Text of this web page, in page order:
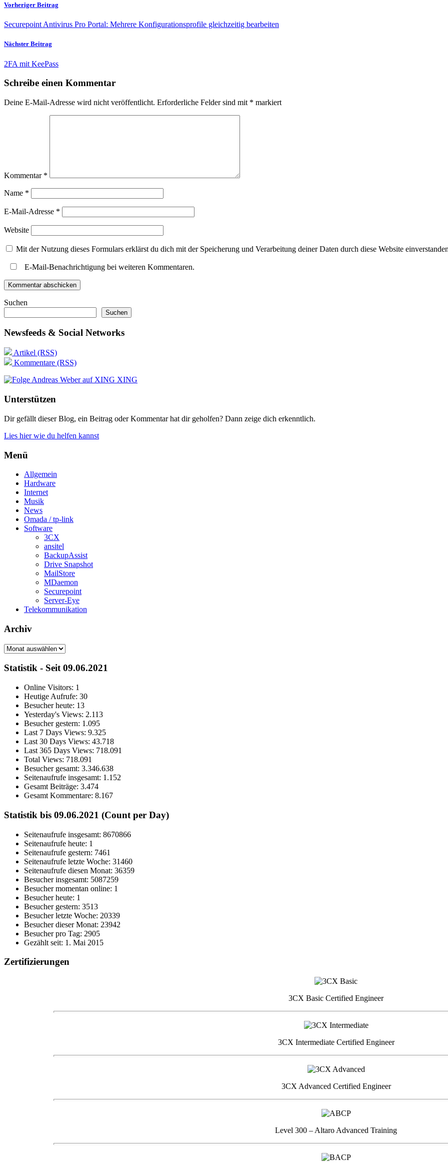
Vorheriger Beitrag
Securepoint Antivirus Pro Portal: Mehrere Konfigurationsprofile gleichzeitig bearbeiten
Nächster Beitrag
2FA mit KeePass
Schreibe einen Kommentar
Deine E-Mail-Adresse wird nicht veröffentlicht. Erforderliche Felder sind mit * markiert
Kommentar *
Name *
E-Mail-Adresse *
Website
Mit der Nutzung dieses Formulars erklärst du dich mit der Speicherung und Verarbeitung deiner Daten durch diese Website
E-Mail-Benachrichtigung bei weiteren Kommentaren.
Suchen
Suchen
Newsfeeds & Social Networks
Artikel (RSS)
Kommentare (RSS)
XING
Unterstützen
Dir gefällt dieser Blog, ein Beitrag oder Kommentar hat dir geholfen? Dann zeige dich erkenntlich.
Lies hier wie du helfen kannst
Menü
Allgemein
Hardware
Internet
Musik
News
Omada / tp-link
Software
3CX
ansitel
BackupAssist
Drive Snapshot
MailStore
MDaemon
Securepoint
Server-Eye
Telekommunikation
Archiv
Archiv
Statistik - Seit 09.06.2021
Online Visitors: 1
Heutige Aufrufe: 30
Besucher heute: 13
Yesterday's Views: 2.113
Besucher gestern: 1.095
Last 7 Days Views: 9.325
Last 30 Days Views: 43.718
Last 365 Days Views: 718.091
Total Views: 718.091
Besucher gesamt: 3.346.638
Seitenaufrufe insgesamt: 1.152
Gesamt Beiträge: 3.474
Gesamt Kommentare: 8.167
Statistik bis 09.06.2021 (Count per Day)
Seitenaufrufe insgesamt: 8670866
Seitenaufrufe heute: 1
Seitenaufrufe gestern: 7461
Seitenaufrufe letzte Woche: 31460
Seitenaufrufe diesen Monat: 36359
Besucher insgesamt: 5087259
Besucher momentan online: 1
Besucher heute: 1
Besucher gestern: 3513
Besucher letzte Woche: 20339
Besucher dieser Monat: 23942
Besucher pro Tag: 2905
Gezählt seit: 1. Mai 2015
Zertifizierungen
3CX Basic Certified Engineer
3CX Intermediate Certified Engineer
3CX Advanced Certified Engineer
Level 300 – Altaro Advanced Training